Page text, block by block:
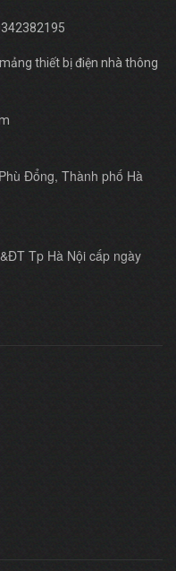
thiết bị điện nhà thông
Đổng, Thành phố Hà
Tp Hà Nội cấp ngày